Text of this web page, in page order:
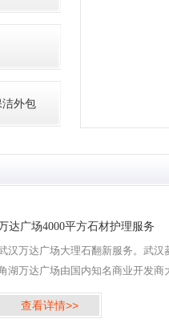
外包
达广场4000平方石材护理服务
汉万达广场大理石翻新服务。武汉
湖万达广场由国内知名商业开发商
万达集团投资建造，位于武汉市江
区，由商业综合体、室外商业街、公
查看详情>>